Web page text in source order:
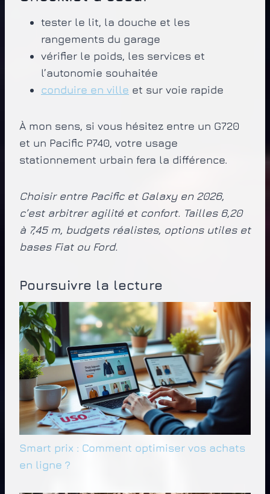
tester le lit, la douche et les
rangements du garage
vérifier le poids, les services et
l’autonomie souhaitée
conduire en ville et sur voie rapide
À mon sens, si vous hésitez entre un G720
et un Pacific P740, votre usage
stationnement urbain fera la différence.
Choisir entre Pacific et Galaxy en 2026,
c’est arbitrer agilité et confort. Tailles 6,20
à 7,45 m, budgets réalistes, options utiles et
bases Fiat ou Ford.
Poursuivre la lecture
Smart prix : Comment optimiser vos achats
en ligne ?